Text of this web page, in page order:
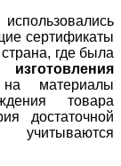
сертификаты
где была
материалы
товара
достаточной
учитываются